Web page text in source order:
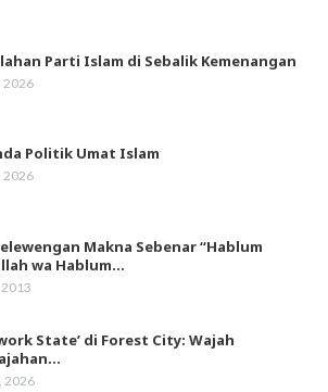
Parti Islam di Sebalik Kemenangan
2026
Politik Umat Islam
2026
Makna Sebenar “Hablum
wa Hablum…
State’ di Forest City: Wajah
2026